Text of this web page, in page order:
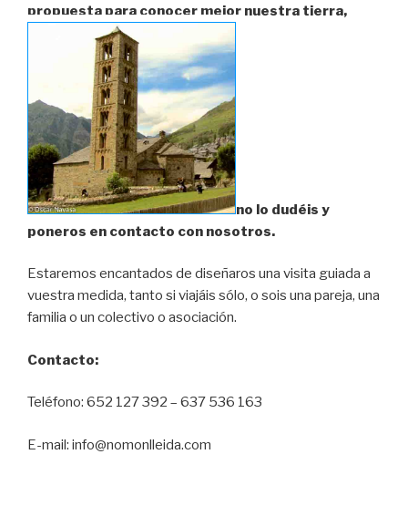
propuesta para conocer mejor nuestra tierra,
no lo dudéis y
poneros en contacto con nosotros.
Estaremos encantados de diseñaros una visita guiada a
vuestra medida, tanto si viajáis sólo, o sois una pareja, una
familia o un colectivo o asociación.
Contacto:
Teléfono: 652 127 392 – 637 536 163
E-mail: info@nomonlleida.com